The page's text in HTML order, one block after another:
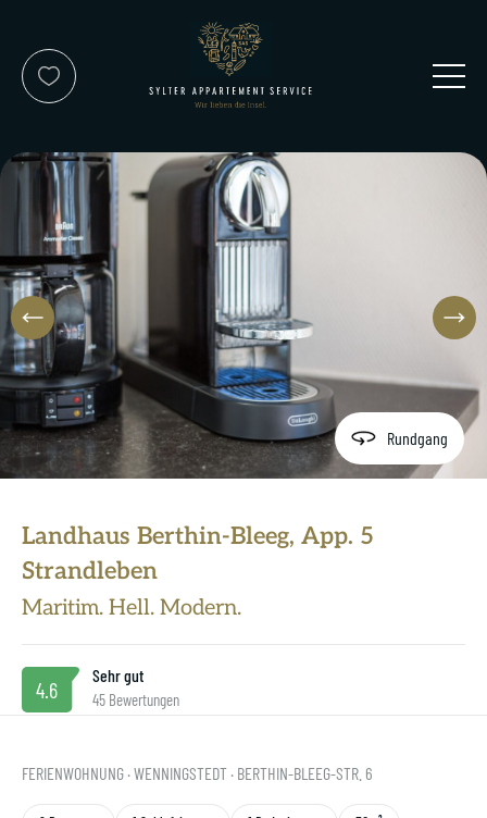
Kontakt
Service-Team
Reisewunsch
Über uns
SAS ist grün
Landhaus Berthin-Bleeg, App. 5
Strandleben
Maritim. Hell. Modern.
4.6
Sehr gut
45 Bewertungen
Rundgang
FERIENWOHNUNG · WENNINGSTEDT · BERTHIN-BLEEG-STR. 6